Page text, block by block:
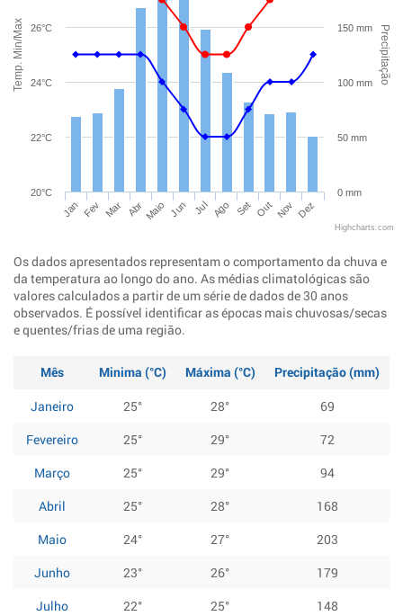
Temp. Min/Max Precipitação
Jan Fev Mar Abr Maio Jun Jul Ago Set Out Nov Dez
20°C
22°C
24°C
26°C
0 mm
50 mm
100 mm
150 mm
Highcharts.com
Os dados apresentados representam o comportamento da chuva e
da temperatura ao longo do ano. As médias climatológicas são
valores calculados a partir de um série de dados de 30 anos
observados. É possível identificar as épocas mais chuvosas/secas
e quentes/frias de uma região.
Mês Minima (°C) Máxima (°C)
Precipitação (mm)
Janeiro
25° 28°
69
Fevereiro
25° 29°
72
Março
25° 29°
94
Abril
25° 28°
168
Maio
24° 27°
203
Junho
23° 26°
179
Julho
22° 25°
148